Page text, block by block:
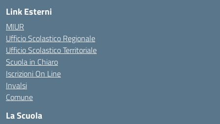
Link Esterni
MIUR
Ufficio Scolastico Regionale
Ufficio Scolastico Territoriale
Scuola in Chiaro
Iscrizioni On Line
Invalsi
Comune
La Scuola